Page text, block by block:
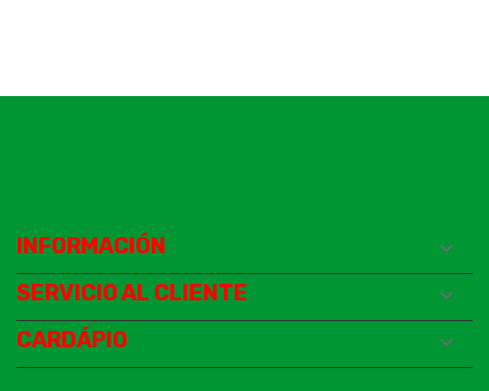
INFORMACIÓN

SERVICIO AL CLIENTE

CARDÁPIO
